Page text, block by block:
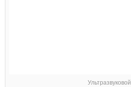
Ультразвуковой